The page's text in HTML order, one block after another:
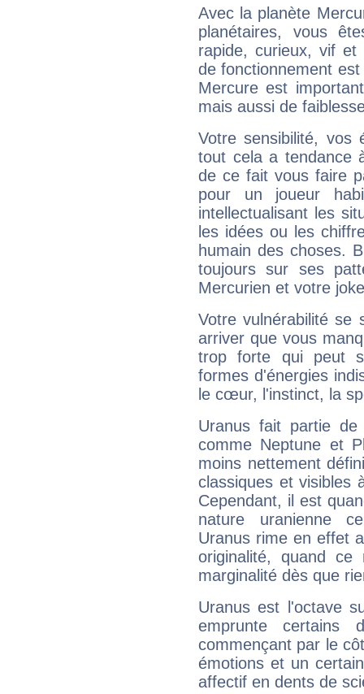
Avec la planète
planétaires, vous
rapide, curieux, vif et
de fonctionnement
Mercure est
mais aussi de
Votre sensibilité,
tout cela a tendance
de ce fait vous faire
pour un joueur
intellectualisant les
les idées ou les
humain des choses.
toujours sur ses
Mercurien et votre
Votre vulnérabilité se
arriver que vous
trop forte qui peut
formes d'énergies
le cœur, l'instinct, la
Uranus fait partie
comme Neptune et
moins nettement
classiques et visibles
Cependant, il est
nature uranienne
Uranus rime en effet
originalité, quand ce
marginalité dès que
Uranus est l'octave
emprunte
commençant par le
émotions et un
affectif en dents de